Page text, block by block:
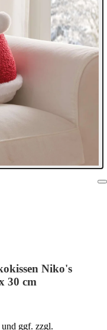
Niko's
30 cm
ggf. zzgl.